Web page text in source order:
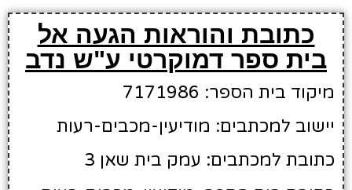
כתובת והוראות הגעה אל
בית ספר דמוקרטי ע"ש נדב
מיקוד בית הספר: 7171986
יישוב למכתבים: מודיעין-מכבים-רעות
כתובת למכתבים: עמק בית שאן 3